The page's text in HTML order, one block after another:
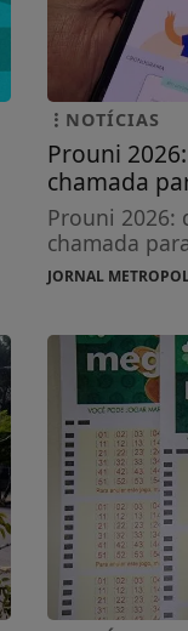
NOTÍCIAS
Prouni
chamada
Prouni 2026:
chamada
JORNAL